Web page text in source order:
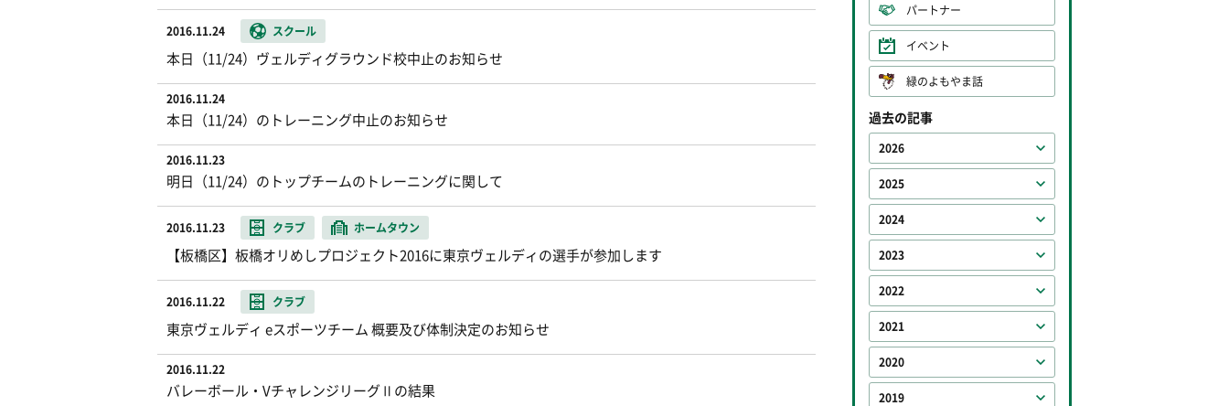
2016.11.24 スクール
本日（11/24）ヴェルディグラウンド校中止のお知らせ
2016.11.24
本日（11/24）のトレーニング中止のお知らせ
2016.11.23
明日（11/24）のトップチームのトレーニングに関して
2016.11.23 クラブ ホームタウン
【板橋区】板橋オリめしプロジェクト2016に東京ヴェルディの選手が参加します
2016.11.22 クラブ
東京ヴェルディ eスポーツチーム 概要及び体制決定のお知らせ
2016.11.22
バレーボール・VチャレンジリーグⅡの結果
パートナー
イベント
緑のよもやま話
過去の記事
2026
2025
2024
2023
2022
2021
2020
2019